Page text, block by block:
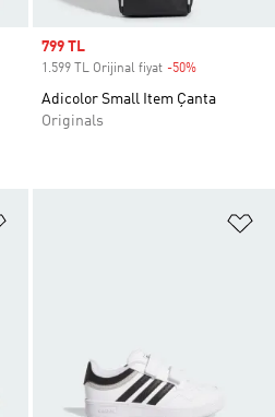
Sale price
799 TL
1.599 TL Orijinal fiyat -50%
Adicolor Small Item Çanta
Originals